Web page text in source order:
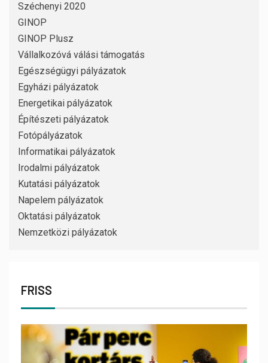
Széchenyi 2020
GINOP
GINOP Plusz
Vállalkozóvá válási támogatás
Egészségügyi pályázatok
Egyházi pályázatok
Energetikai pályázatok
Építészeti pályázatok
Fotópályázatok
Informatikai pályázatok
Irodalmi pályázatok
Kutatási pályázatok
Napelem pályázatok
Oktatási pályázatok
Nemzetközi pályázatok
FRISS